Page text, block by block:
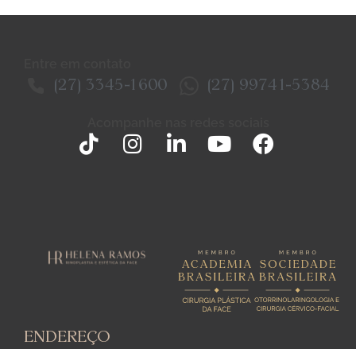
(27) 3345-1600 (27) 99741-5384
ENDEREÇO